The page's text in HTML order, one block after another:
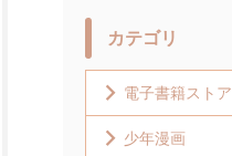
カテゴリ
電子書籍ストア
少年漫画